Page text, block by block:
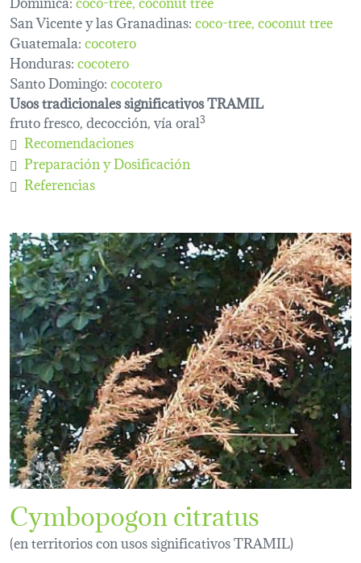
San Vicente y las Granadinas:coco-tree coconut tree
Guatemala:cocotero
Honduras:cocotero
Santo Domingo:cocotero
Usos tradicionales significativos TRAMIL
fruto fresco, decocción, vía oral3
Recomendaciones
Preparación y Dosificación
Referencias
Cymbopogon citratus
(en territorios con usos significativos TRAMIL)